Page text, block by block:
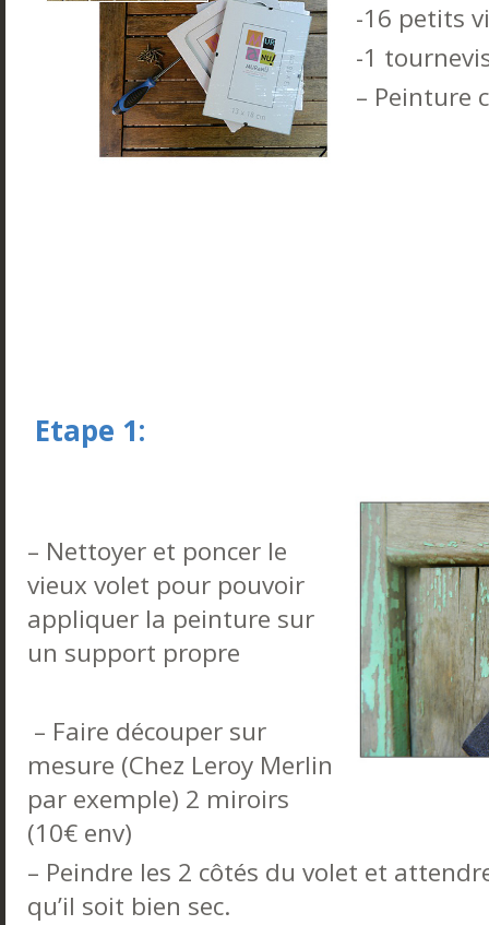
-16 petits
-1
– Peinture
Etape 1:
– Nettoyer et poncer le
vieux volet pour pouvoir
appliquer la peinture sur
un support propre
– Faire découper sur
mesure (Chez Leroy Merlin
par exemple) 2 miroirs
(10€ env)
– Peindre les 2 côtés du volet et
qu’il soit bien sec.